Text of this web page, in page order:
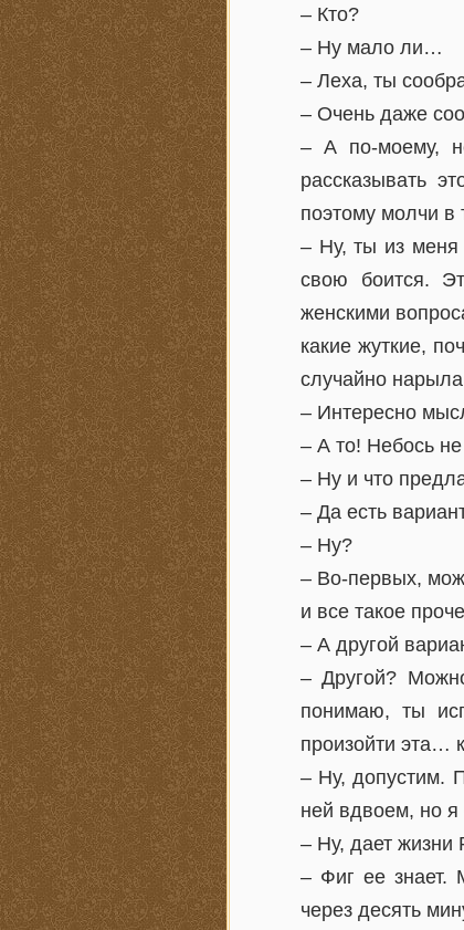
– Кто?
– Ну мало ли…
– Леха, ты
– Очень даже
– А по-моему,
рассказывать
поэтому молчи в
– Ну, ты из меня
свою боится.
женскими
какие жуткие,
случайно
– Интересно
– А то! Небось
– Ну и что
– Да есть
– Ну?
– Во-первых,
и все такое
– А другой
– Другой?
понимаю, ты
произойти эта…
– Ну, допустим.
ней вдвоем, но
– Ну, дает жизни
– Фиг ее знает.
через десять